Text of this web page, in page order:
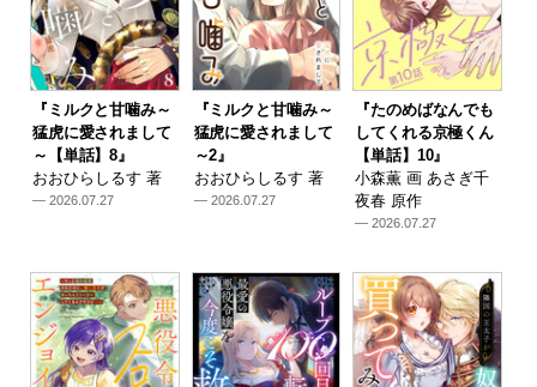
『ミルクと甘噛み～
猛虎に愛されまして
～【単話】8』
おおひらしるす 著
— 2026.07.27
『ミルクと甘噛み～
猛虎に愛されまして
～2』
おおひらしるす 著
— 2026.07.27
『たのめばなんでも
してくれる京極くん
【単話】10』
小森薫 画 あさぎ千
夜春 原作
— 2026.07.27